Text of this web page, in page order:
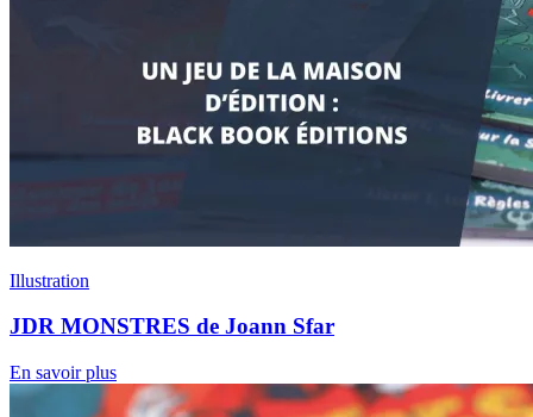
Illustration
JDR MONSTRES de Joann Sfar
En savoir plus